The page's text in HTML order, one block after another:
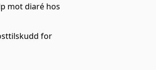
mot diaré hos
for